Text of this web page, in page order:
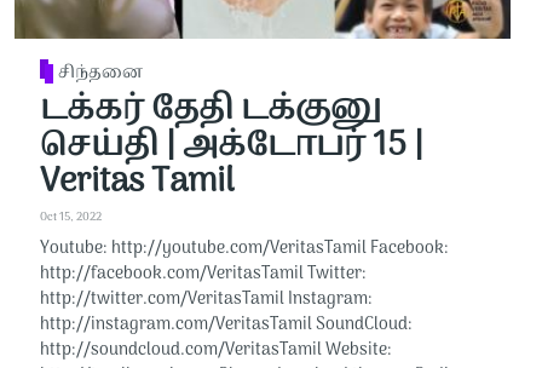
சிந்தனை
டக்கர் தேதி டக்குனு
செய்தி | அக்டோபர் 15 |
Veritas Tamil
Oct 15, 2022
Youtube: http://youtube.com/VeritasTamil​​ Facebook:
http://facebook.com/VeritasTamil​​ Twitter:
http://twitter.com/VeritasTamil​​ Instagram:
http://instagram.com/VeritasTamil​​ SoundCloud:
http://soundcloud.com/VeritasTamil​​ Website: